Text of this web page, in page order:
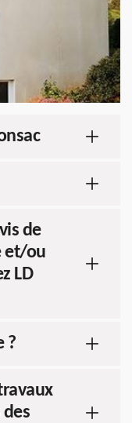
de
et/ou
LD
?